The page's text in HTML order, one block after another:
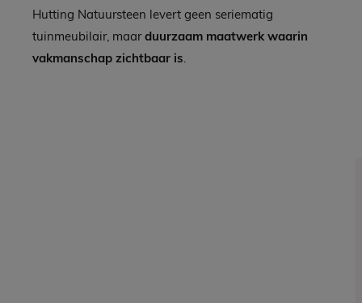
Hutting Natuursteen levert geen seriematig
tuinmeubilair, maarduurzaam maatwerk waarin
vakmanschap zichtbaar is.